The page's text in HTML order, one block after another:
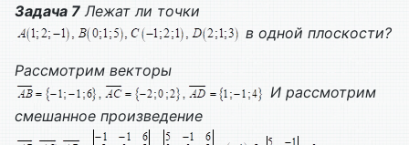
Задача 7 Лежат ли точки
в одной плоскости?
Рассмотрим векторы
И рассмотрим
смешанное произведение